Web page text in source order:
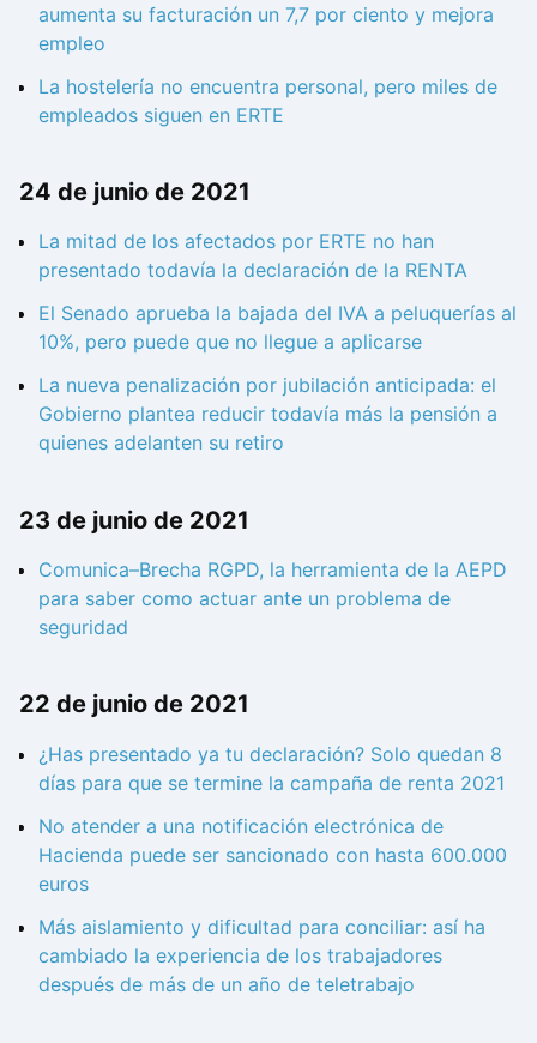
aumenta su facturación un 7,7 por ciento y mejora
empleo
La hostelería no encuentra personal, pero miles de
empleados siguen en ERTE
24 de junio de 2021
La mitad de los afectados por ERTE no han
presentado todavía la declaración de la RENTA
El Senado aprueba la bajada del IVA a peluquerías al
10%, pero puede que no llegue a aplicarse
La nueva penalización por jubilación anticipada: el
Gobierno plantea reducir todavía más la pensión a
quienes adelanten su retiro
23 de junio de 2021
Comunica–Brecha RGPD, la herramienta de la AEPD
para saber como actuar ante un problema de
seguridad
22 de junio de 2021
¿Has presentado ya tu declaración? Solo quedan 8
días para que se termine la campaña de renta 2021
No atender a una notificación electrónica de
Hacienda puede ser sancionado con hasta 600.000
euros
Más aislamiento y dificultad para conciliar: así ha
cambiado la experiencia de los trabajadores
después de más de un año de teletrabajo